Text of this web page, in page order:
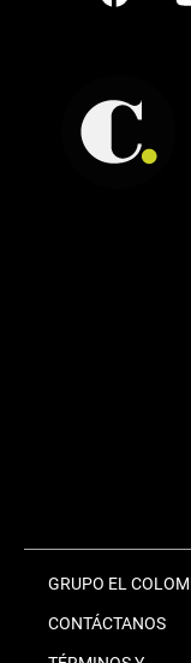
GRUPO EL
CONTÁCTANOS